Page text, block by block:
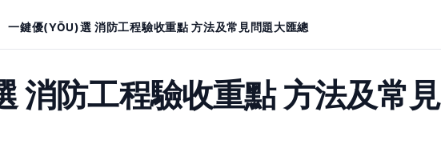
一鍵優(YŌU)選 消防工程驗收重點 方法及常見問題大匯總
消防工程驗收重點 方法及常見